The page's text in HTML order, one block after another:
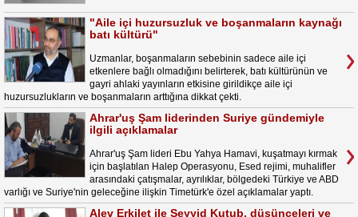
"Aile içi huzursuzluk ve boşanmaların kaynağı
batı kültürü"
Uzmanlar, boşanmaların sebebinin sadece aile içi
etkenlere bağlı olmadığını belirterek, batı kültürünün ve
gayri ahlaki yayınların etkisine girildikçe aile içi
huzursuzlukların ve boşanmaların arttığına dikkat çekti.
Ahrar'uş Şam liderinden Suriye gündemiyle
ilgili açıklamalar
Ahrar'uş Şam lideri Ebu Yahya Hamavi, kuşatmayı kırmak
için başlatılan Halep Operasyonu, Esed rejimi, muhalifler
arasındaki çatışmalar, ayrılıklar, bölgedeki Türkiye ve ABD
varlığı ve Suriye'nin geleceğine ilişkin Timetürk'e özel açıklamalar yaptı.
Alev Erkilet ile Seyyid Kutub, düşünceleri ve